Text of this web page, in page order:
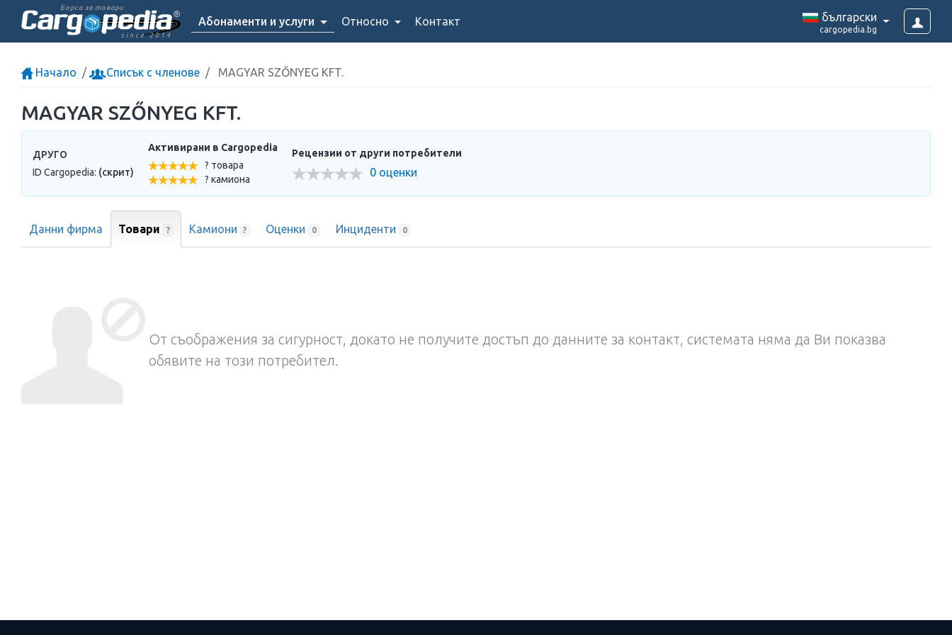
Борса за товари
since 2014
Абонаменти и услуги Относно Контакт български
cargopedia.bg
Начало Списък с членове MAGYAR SZŐNYEG KFT.
MAGYAR SZŐNYEG KFT.
ДРУГО
ID Cargopedia: (скрит)
Активирани в Cargopedia
? товара
? камиона
Рецензии от други потребители
0 оценки
Данни фирма Товари ? Камиони ? Оценки 0 Инциденти 0
От съображения за сигурност, докато не получите достъп до данните за контакт, системата няма да Ви показва
обявите на този потребител.